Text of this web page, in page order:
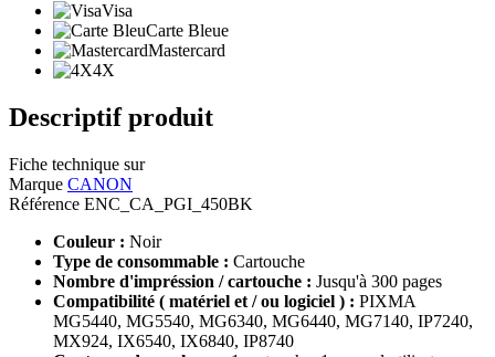
Visa
Carte Bleue
Mastercard
4X
Descriptif produit
Fiche technique sur
Marque CANON
Référence ENC_CA_PGI_450BK
Couleur : Noir
Type de consommable : Cartouche
Nombre d'impréssion / cartouche : Jusqu'à 300 pages
Compatibilité ( matériel et / ou logiciel ) : PIXMA
MG5440, MG5540, MG6340, MG6440, MG7140, IP7240,
MX924, IX6540, IX6840, IP8740